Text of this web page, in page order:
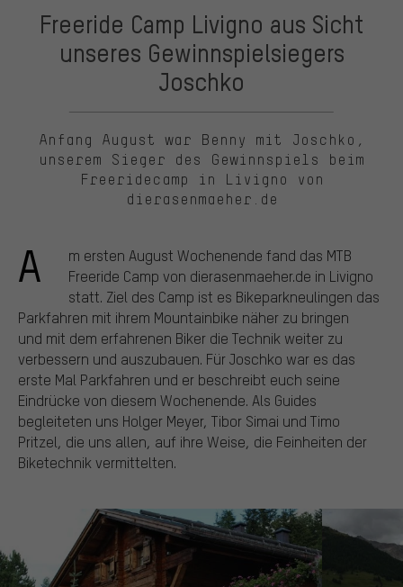
Freeride Camp Livigno aus Sicht
unseres Gewinnspielsiegers
Joschko
Anfang August war Benny mit Joschko,
unserem Sieger des Gewinnspiels beim
Freeridecamp in Livigno von
dierasenmaeher.de
A
m ersten August Wochenende fand das MTB
Freeride Camp von dierasenmaeher.de in Livigno
statt. Ziel des Camp ist es Bikeparkneulingen das
Parkfahren mit ihrem Mountainbike näher zu bringen
und mit dem erfahrenen Biker die Technik weiter zu
verbessern und auszubauen. Für Joschko war es das
erste Mal Parkfahren und er beschreibt euch seine
Eindrücke von diesem Wochenende. Als Guides
begleiteten uns Holger Meyer, Tibor Simai und Timo
Pritzel, die uns allen, auf ihre Weise, die Feinheiten der
Biketechnik vermittelten.